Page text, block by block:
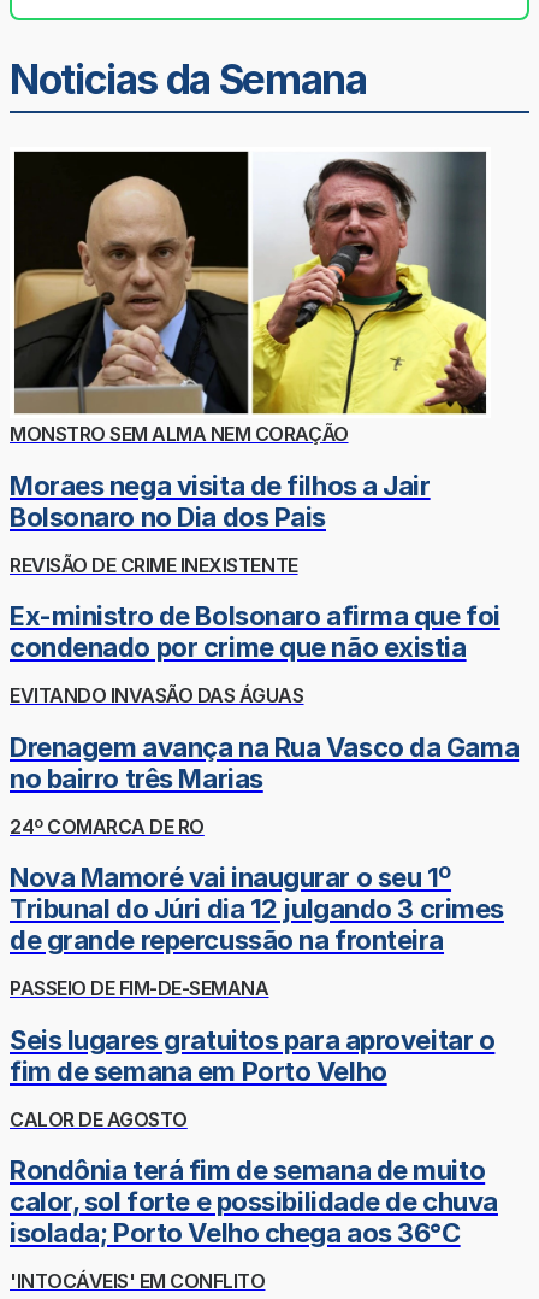
Noticias da Semana
MONSTRO SEM ALMA NEM CORAÇÃO
Moraes nega visita de filhos a Jair
Bolsonaro no Dia dos Pais
REVISÃO DE CRIME INEXISTENTE
Ex-ministro de Bolsonaro afirma que foi
condenado por crime que não existia
EVITANDO INVASÃO DAS ÁGUAS
Drenagem avança na Rua Vasco da Gama
no bairro três Marias
24º COMARCA DE RO
Nova Mamoré vai inaugurar o seu 1º
Tribunal do Júri dia 12 julgando 3 crimes
de grande repercussão na fronteira
PASSEIO DE FIM-DE-SEMANA
Seis lugares gratuitos para aproveitar o
fim de semana em Porto Velho
CALOR DE AGOSTO
Rondônia terá fim de semana de muito
calor, sol forte e possibilidade de chuva
isolada; Porto Velho chega aos 36°C
'INTOCÁVEIS' EM CONFLITO